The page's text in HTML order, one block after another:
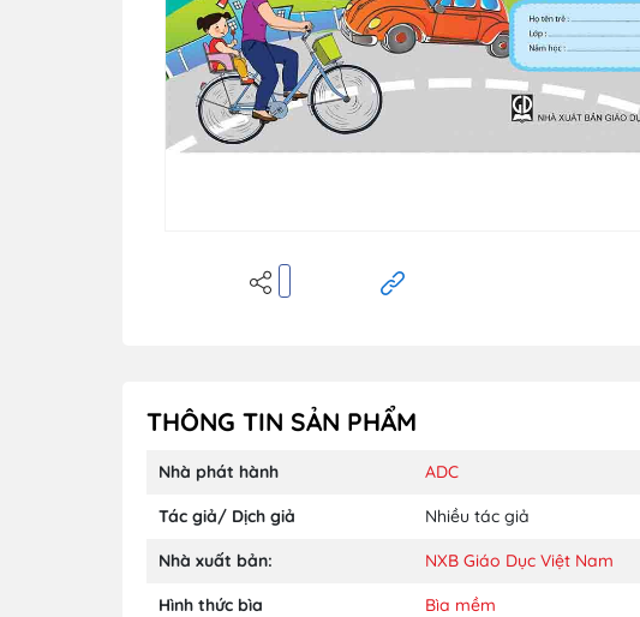
THÔNG TIN SẢN PHẨM
Nhà phát hành ADC
Tác giả/ Dịch giả Nhiều tác giả
Nhà xuất bản: NXB Giáo Dục Việt Nam
Hình thức bìa Bìa mềm